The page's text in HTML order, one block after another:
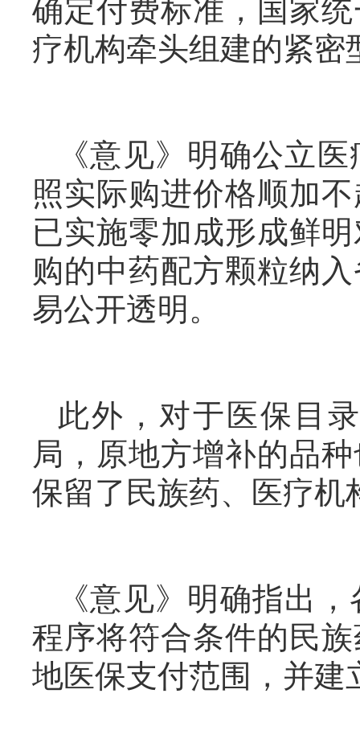
确定付费标准，国家
疗机构牵头组建的紧密
《意见》明确公立
照实际购进价格顺加
已实施零加成形成鲜
购的中药配方颗粒纳
易公开透明。
此外，对于医保目
局，原地方增补的品
保留了民族药、医疗机
《意见》明确指出
程序将符合条件的民
地医保支付范围，并建